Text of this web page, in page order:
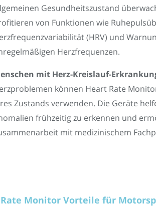
Gesundheitszustand
von Funktionen wie
(HRV) und
Herzfrequenzen.
mit Herz-Kreislauf-
können Heart Rate
Zustands verwenden. Die Geräte
frühzeitig zu erkennen und
mit medizinischem
Monitor Vorteile für